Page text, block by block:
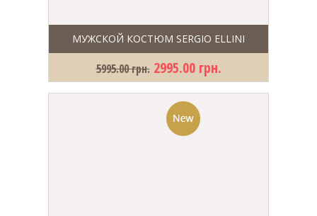
МУЖСКОЙ КОСТЮМ SERGIO ELLINI
5995.00 грн. 2995.00 грн.